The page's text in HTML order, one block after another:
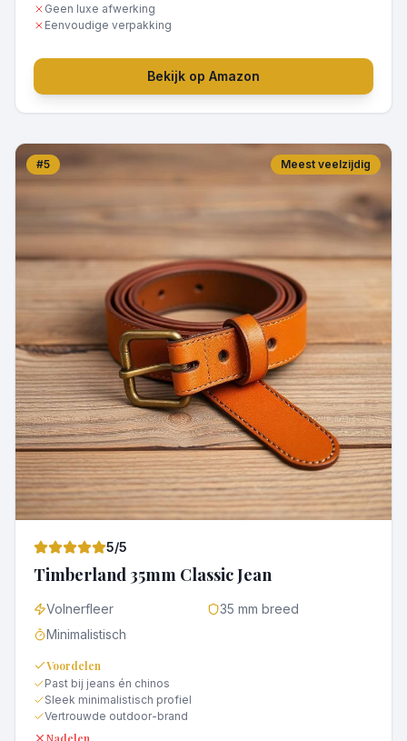
Geen luxe afwerking
Eenvoudige verpakking
Bekijk op Amazon
#5 Meest veelzijdig
5/5
Timberland 35mm Classic Jean
Volnerfleer
35 mm breed
Minimalistisch
Voordelen
Past bij jeans én chinos
Sleek minimalistisch profiel
Vertrouwde outdoor-brand